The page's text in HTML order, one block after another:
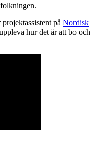
på Nordisk
hur det är att bo och